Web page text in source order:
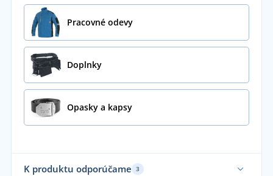
Pracovné odevy
Doplnky
Opasky a kapsy
K produktu odporúčame 3